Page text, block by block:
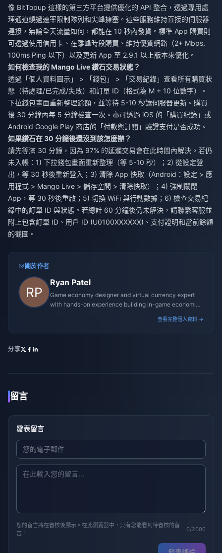
像 BitTopup 這樣的第三方平台提供優化的 API 整合，透過專用處
理通道繞過速率限制隊列和尖峰擁塞。這些服務維持直接的伺服器
連接，無論全天流量如何，都能在 10 秒內發貨。標準 App 購買則
可透過使用信用卡、在離峰時段購買、維持優質網路（2+ Mbps,
100ms Ping 以下）以及更新 App 至 2.9.1 以上版本來優化。
如何檢查我的 Mango Live 鑽石交易狀態？
透過「個人資料圖示」 > 「錢包」 > 「交易紀錄」查看所有購買狀
態（待處理/已完成/失敗）和訂單 ID（格式為 M + 10 位數字）。
下拉錢包畫面重新整理餘額，並等待 5-10 秒讓伺服器更新。購買
後 30 分鐘內每 5 分鐘檢查一次。亦可透過 iOS 的「購買紀錄」或
Android Google Play 商店的「付款與訂閱」驗證支付是否成功。
如果鑽石在 30 分鐘後還沒到該怎麼辦？
請先等滿 30 分鐘，因為 97% 的延遲交易會在此時間內解決。若仍
未入帳：1) 下拉錢包畫面重新整理（等 5-10 秒）；2) 從設定登
出，等 30 秒後重新登入；3) 清除 App 快取（Android：設定 > 應
用程式 > Mango Live > 儲存空間 > 清除快取）；4) 強制關閉
App，等 30 秒後重啟；5) 切換 WiFi 與行動數據；6) 檢查交易紀
錄中的訂單 ID 與狀態。若總計 60 分鐘後仍未解決，請聯繫客服並
附上包含訂單 ID、用戶 ID (U0100XXXXXX)、支付證明和當前餘額
的截圖。
關於作者
Ryan Patel
Game economy designer and virtual currency expert
with hands-on experience building in-game economies
查看完整個人資料 →
分享
留言
發表留言
您的留言將在審核後顯示。在此瀏覽器中，只有您能看到待審核的留
言。
0/2000